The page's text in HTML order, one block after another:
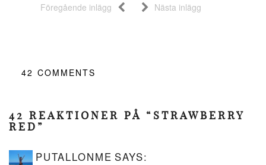
Föregående inlägg Nästa inlägg
42 COMMENTS
42 REAKTIONER PÅ “STRAWBERRY
RED”
PUTALLONME SAYS: